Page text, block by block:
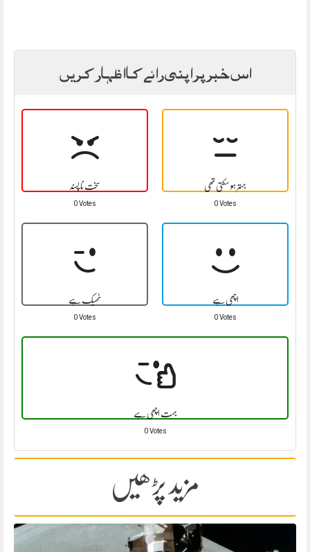
اس خبر پر اپنی رائے کا اظہار کریں
سخت نا پسند
0 Votes
بہتر ہو سکتی تھی
0 Votes
ٹھیک ہے
0 Votes
اچھی ہے
0 Votes
بہت اچھی ہے
0 Votes
مزید پڑھیں